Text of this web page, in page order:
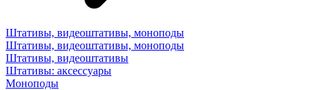
Штативы, видеоштативы, моноподы
Штативы, видеоштативы, моноподы
Штативы, видеоштативы
Штативы: аксессуары
Моноподы